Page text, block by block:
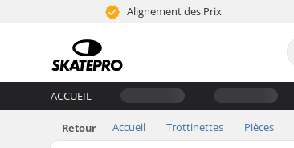
Alignement des Prix
ACCUEIL
Retour Accueil Trottinettes Pièces